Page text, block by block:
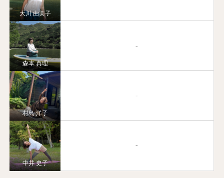
大川 由美子
森本 真理
-
村島 洋子
-
中井 史子
-